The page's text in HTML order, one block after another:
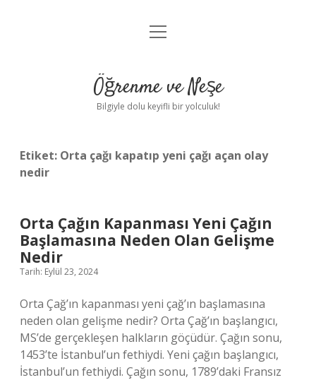
Anasayfa
Yasal Uyarı
menüyü
Öğrenme ve Neşe
Bilgiyle dolu keyifli bir yolculuk!
Etiket: Orta çağı kapatıp yeni çağı açan olay
nedir
Orta Çağın Kapanması Yeni Çağın
Başlamasına Neden Olan Gelişme
Nedir
Tarih: Eylül 23, 2024
Orta Çağ’ın kapanması yeni çağ’ın başlamasına
neden olan gelişme nedir? Orta Çağ’ın başlangıcı,
MS’de gerçekleşen halkların göçüdür. Çağın sonu,
1453’te İstanbul’un fethiydi. Yeni çağın başlangıcı,
İstanbul’un fethiydi. Çağın sonu, 1789’daki Fransız